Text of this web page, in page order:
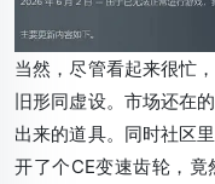
当然，尽管看起来很忙
旧形同虚设。市场还在
出来的道具。同时社区
开了个CE变速齿轮，